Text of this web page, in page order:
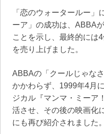
「恋のウォータールー」
ーア」の成功は、ABBA
ことを示し、最終的には
を売り上げました。
ABBAの「クールじゃな
かかわらず、1999年4月
ジカル『マンマ・ミーア
活させ、その後の映画化
にも再び紹介されました。